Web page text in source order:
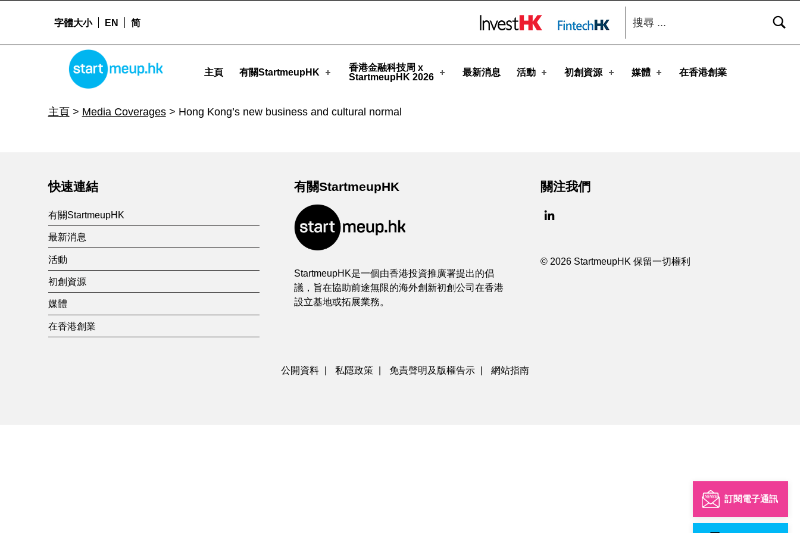
訂閱電子通訊
Hong Kong’s new business and cultural normal - StartmeupHK
STARTMEUPHK
主頁 有關StartmeupHK
香港金融科技周 x
StartmeupHK 2026
最新消息 活動 初創資源 媒體 在香港創業
字體大小 EN 简
搜尋：
主頁> Media Coverages> Hong Kong’s new business and cultural normal
o
n
g
K
o
快速連結
有關StartmeupHK
最新消息
活動
初創資源
媒體
在香港創業
有關StartmeupHK
StartmeupHK是一個由香港投資推廣署提出的倡
議，旨在協助前途無限的海外創新初創公司在香港
設立基地或拓展業務。
關注我們
© 2026 StartmeupHK 保留一切權利
公開資料 | 私隱政策 | 免責聲明及版權告示 | 網站指南